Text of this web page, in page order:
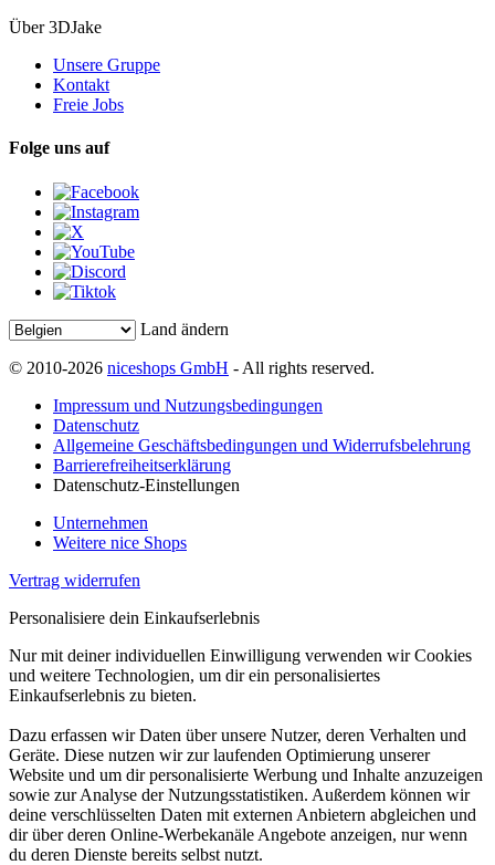
Über 3DJake
Unsere Gruppe
Kontakt
Freie Jobs
Folge uns auf
Land ändern
© 2010-2026 niceshops GmbH - All rights reserved.
Impressum und Nutzungsbedingungen
Datenschutz
Allgemeine Geschäftsbedingungen und Widerrufsbelehrung
Barrierefreiheitserklärung
Datenschutz-Einstellungen
Unternehmen
Weitere nice Shops
Vertrag widerrufen
Personalisiere dein Einkaufserlebnis
Nur mit deiner individuellen Einwilligung verwenden wir Cookies
und weitere Technologien, um dir ein personalisiertes
Einkaufserlebnis zu bieten.
Dazu erfassen wir Daten über unsere Nutzer, deren Verhalten und
Geräte. Diese nutzen wir zur laufenden Optimierung unserer
Website und um dir personalisierte Werbung und Inhalte anzuzeigen
sowie zur Analyse der Nutzungsstatistiken. Außerdem können wir
deine verschlüsselten Daten mit externen Anbietern abgleichen und
dir über deren Online-Werbekanäle Angebote anzeigen, nur wenn
du deren Dienste bereits selbst nutzt.